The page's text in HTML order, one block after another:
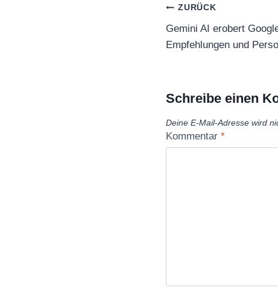
ZURÜCK
Gemini AI erobert
Empfehlungen und
Schreibe einen
Deine E-Mail-Adresse wird
Kommentar *